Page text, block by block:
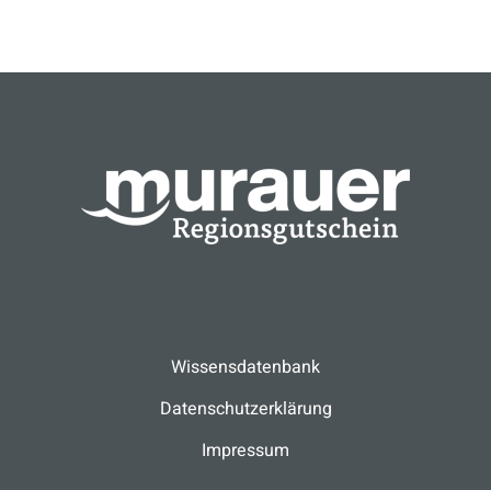
Wissensdatenbank
Datenschutzerklärung
Impressum